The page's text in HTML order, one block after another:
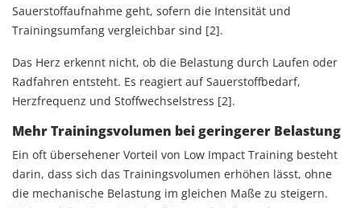
Sauerstoffaufnahme geht, sofern die Intensität und
Trainingsumfang vergleichbar sind [2].
Das Herz erkennt nicht, ob die Belastung durch Laufen oder
Radfahren entsteht. Es reagiert auf Sauerstoffbedarf,
Herzfrequenz und Stoffwechselstress [2].
Mehr Trainingsvolumen bei geringerer Belastung
Ein oft übersehener Vorteil von Low Impact Training besteht
darin, dass sich das Trainingsvolumen erhöhen lässt, ohne
die mechanische Belastung im gleichen Maße zu steigern.